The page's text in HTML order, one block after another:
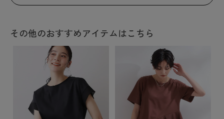
その他のおすすめアイテムはこちら